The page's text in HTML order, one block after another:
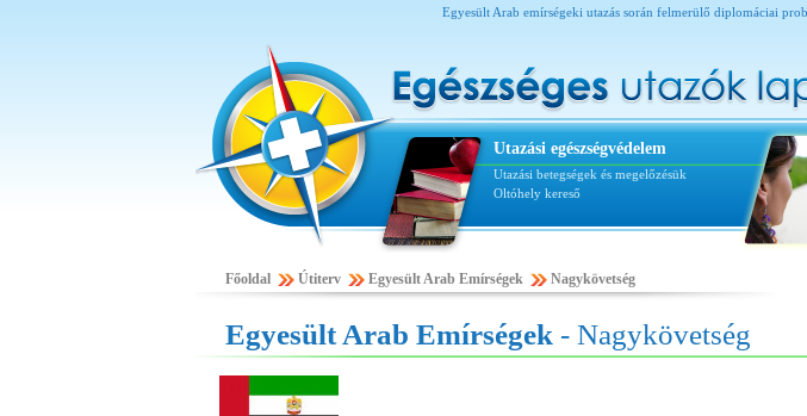
Egyesült Arab emírségeki utazás során felmerülő diplomáciai
Utazási egészségvédelem
Utazási betegségek és megelőzésük
Oltóhely kereső
Főoldal Útiterv Egyesült Arab Emírségek Nagykövetség
Egyesült Arab Emírségek - Nagykövetség